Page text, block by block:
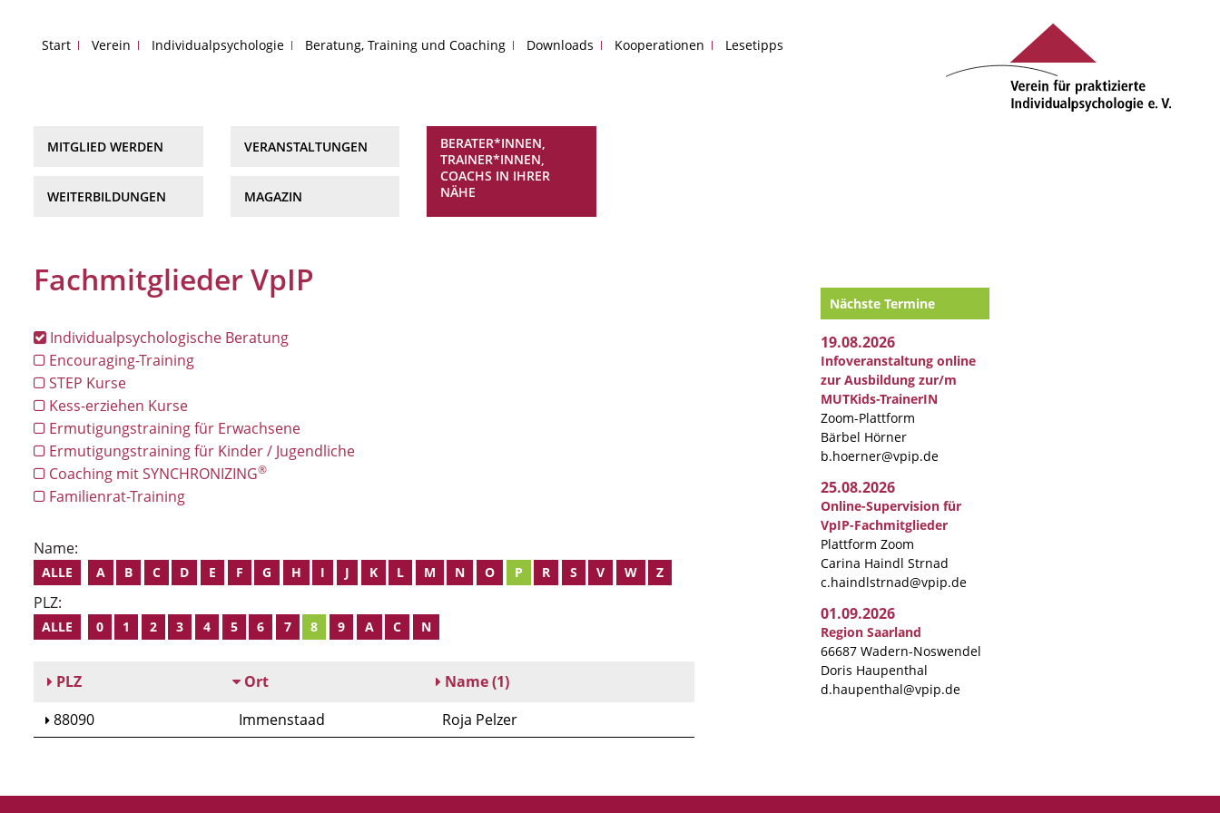
Start Verein Individualpsychologie Beratung, Training und Coaching Downloads Kooperationen Lesetipps
MITGLIED WERDEN
WEITERBILDUNGEN
VERANSTALTUNGEN
MAGAZIN
BERATER*INNEN,
TRAINER*INNEN,
COACHS IN IHRER
NÄHE
Fachmitglieder VpIP
Individualpsychologische Beratung
Encouraging-Training
STEP Kurse
Kess-erziehen Kurse
Ermutigungstraining für Erwachsene
Ermutigungstraining für Kinder / Jugendliche
Coaching mit SYNCHRONIZING®
Familienrat-Training
Name:
ALLE A B C D E F G H I J K L M N O P R S V W Z
PLZ:
ALLE 0 1 2 3 4 5 6 7 8 9 A C N
PLZ Ort Name(1)
88090
Immenstaad Roja Pelzer
Nächste Termine
19.08.2026
Infoveranstaltung online
zur Ausbildung zur/m
MUTKids-TrainerIN
Zoom-Plattform
Bärbel Hörner
b.hoerner@vpip.de
25.08.2026
Online-Supervision für
VpIP-Fachmitglieder
Plattform Zoom
Carina Haindl Strnad
c.haindlstrnad@vpip.de
01.09.2026
Region Saarland
66687 Wadern-Noswendel
Doris Haupenthal
d.haupenthal@vpip.de